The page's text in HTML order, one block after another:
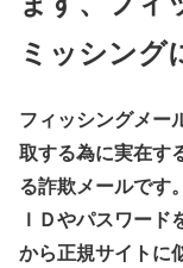
ミッシング
フィッシングメー
取する為に実在す
る詐欺メールです。
ＩＤやパスワー
から正規サイトに